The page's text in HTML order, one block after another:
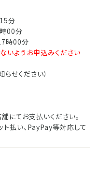
分
00分
00分
いようお申込みください
せください）
にてお支払いください。
払い、PayPay等対応して